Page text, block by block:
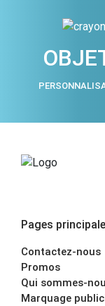
Pages
Contactez-nous
Promos
Qui sommes-
Marquage